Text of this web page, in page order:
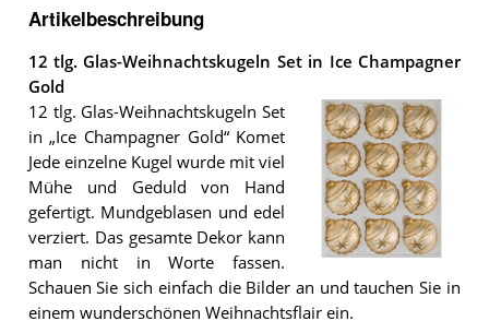
Artikelbeschreibung
12 tlg. Glas-Weihnachtskugeln Set in Ice Champagner
Gold
12
tlg.
12 tlg. Glas-Weihnachtskugeln Set
in „Ice Champagner Gold“ Komet
Jede einzelne Kugel wurde mit viel
Mühe und Geduld von Hand
gefertigt. Mundgeblasen und edel
verziert. Das gesamte Dekor kann
man nicht in Worte fassen.
Schauen Sie sich einfach die Bilder an und tauchen Sie in
einem wunderschönen Weihnachtsflair ein.